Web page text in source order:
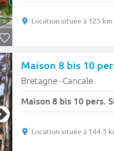
Location située à 125 km
Maison 8 bis 10
Bretagne- Cancale
Maison 8 bis 10 pers.
Location située à 144.5